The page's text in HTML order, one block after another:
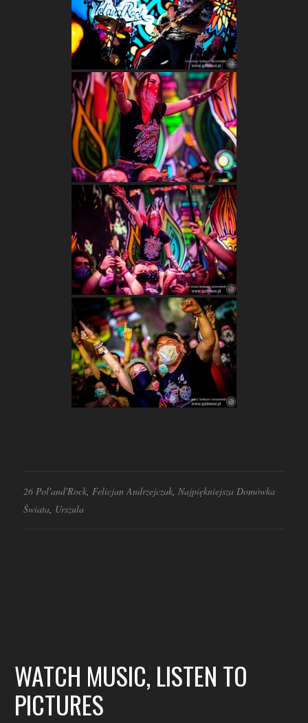
26 Pol'and'Rock, Felicjan Andrzejczak, Najpiękniejsza Domówka
Świata, Urszula
WATCH MUSIC, LISTEN TO
PICTURES